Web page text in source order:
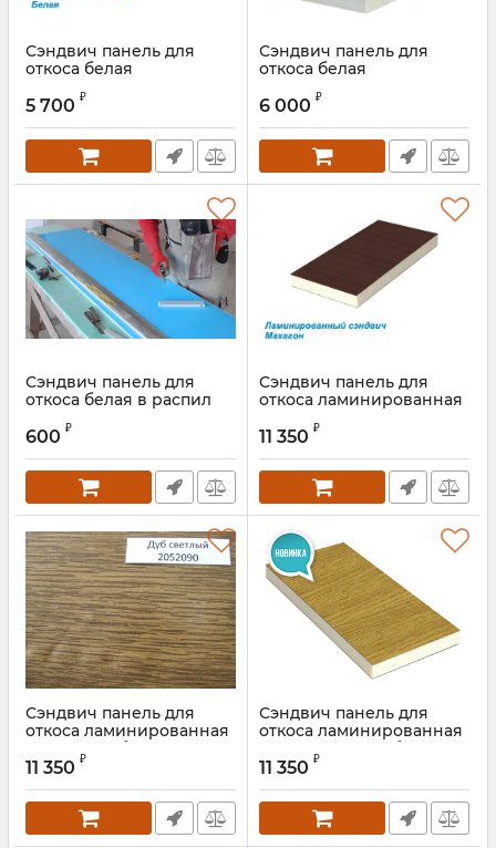
Сэндвич панель для
откоса белая
5 700 ₽
Сэндвич панель для
откоса белая
6 000 ₽
Сэндвич панель для
откоса белая в распил
600 ₽
Сэндвич панель для
откоса ламинированная
Артикул:
11 350 ₽
Сэндвич панель для
откоса ламинированная
светлый дуб
11 350 ₽
Сэндвич панель для
откоса ламинированная
натуральный дуб
11 350 ₽